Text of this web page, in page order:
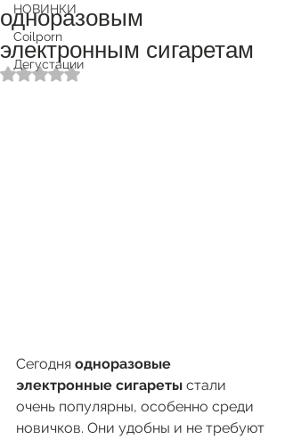
НОВИНКИ
Coilporn
Дегустации
одноразовым
электронным сигаретам
Оценка: не число из 5 звезд.
Сегодня одноразовые
электронные сигареты стали
очень популярны, особенно среди
новичков. Они удобны и не требуют